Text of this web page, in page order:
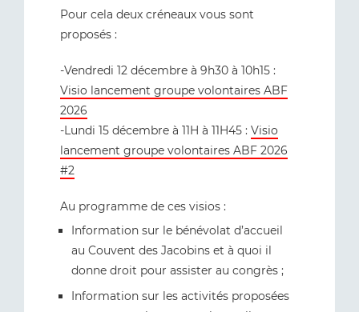
Pour cela deux créneaux vous sont
proposés :
-Vendredi 12 décembre à 9h30 à 10h15 :
Visio lancement groupe volontaires ABF
2026
-Lundi 15 décembre à 11H à 11H45 : Visio
lancement groupe volontaires ABF 2026
#2
Au programme de ces visios :
Information sur le bénévolat d’accueil
au Couvent des Jacobins et à quoi il
donne droit pour assister au congrès ;
Information sur les activités proposées